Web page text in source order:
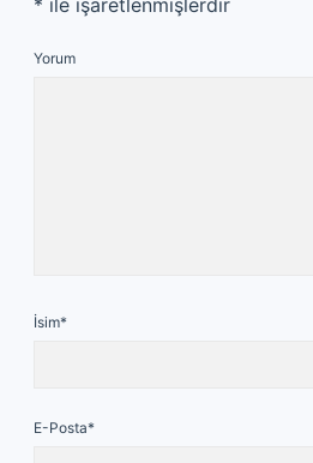
* ile işaretlenmişlerdir
Yorum
İsim*
E-Posta*